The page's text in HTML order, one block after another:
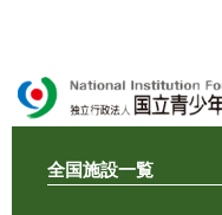
全国施設一覧